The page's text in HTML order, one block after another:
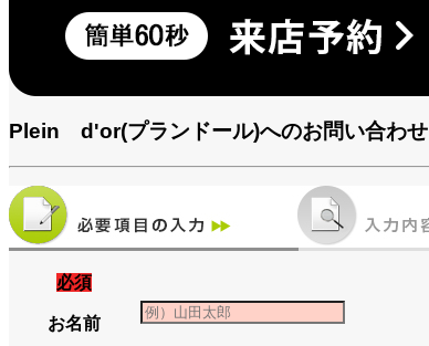
Plein d'or(プランドール)へのお問い合わせ
必須
お名前